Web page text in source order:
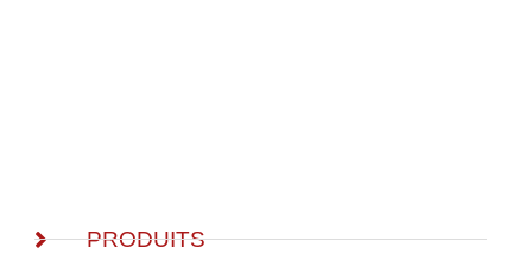
PRODUITS